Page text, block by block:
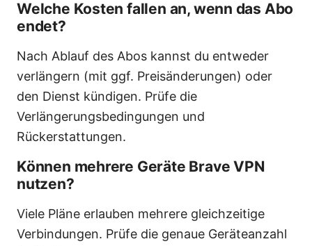
Welche Kosten fallen an, wenn das Abo
endet?
Nach Ablauf des Abos kannst du entweder
verlängern (mit ggf. Preisänderungen) oder
den Dienst kündigen. Prüfe die
Verlängerungsbedingungen und
Rückerstattungen.
Können mehrere Geräte Brave VPN
nutzen?
Viele Pläne erlauben mehrere gleichzeitige
Verbindungen. Prüfe die genaue Geräteanzahl